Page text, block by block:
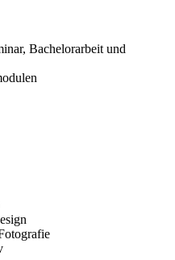
Bachelorarbeit und